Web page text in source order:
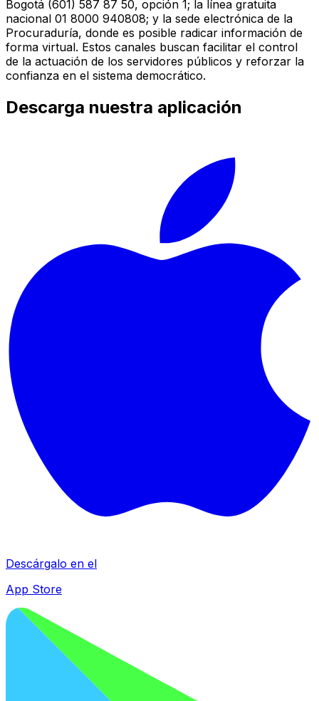
Bogotá (601) 587 87 50, opción 1; la línea gratuita
nacional 01 8000 940808; y la sede electrónica de la
Procuraduría, donde es posible radicar información de
forma virtual. Estos canales buscan facilitar el control
de la actuación de los servidores públicos y reforzar la
confianza en el sistema democrático.
Descarga nuestra aplicación
Descárgalo en el
App Store